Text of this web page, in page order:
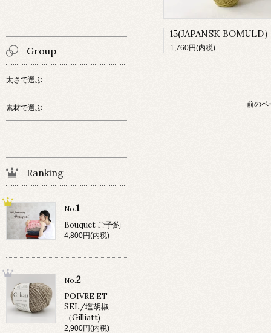
15(JAPANSK BOMULD
1,760円(内税)
前のペ
Group
太さで選ぶ
素材で選ぶ
Ranking
No.1
Bouquet ご予約
4,800円(内税)
No.2
POIVRE ET
SEL/塩胡椒
（Gilliatt)
2,900円(内税)